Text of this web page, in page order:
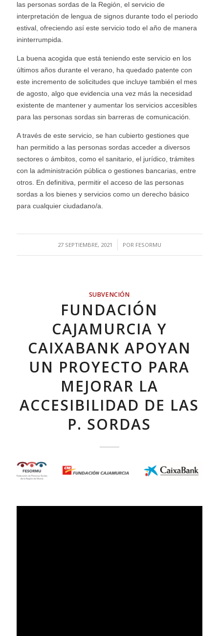
las personas sordas de la Región, el servicio de
interpretación de lengua de signos durante todo el periodo
estival, ofreciendo así este servicio todo el año de manera
ininterrumpida.
La buena acogida que está teniendo este servicio en los
últimos años durante el verano, ha quedado patente con
este incremento de solicitudes que incluye también el mes
de agosto, algo que evidencia una vez más la necesidad
existente de mantener y aumentar los servicios accesibles
para las personas sordas sin barreras de comunicación.
A través de este servicio, se han cubierto gestiones que
han permitido a las personas sordas acceder a diversos
sectores o ámbitos, como el sanitario, el jurídico, trámites
con la administración pública o gestiones bancarias, entre
otros. En definitiva, permitir el acceso de las personas
sordas a los bienes y servicios como un derecho básico
para cualquier ciudadano/a.
27 SEPTIEMBRE, 2021
/ POR FESORMU
SUBVENCIÓN
FUNDACIÓN
CAJAMURCIA Y
CAIXABANK APOYAN
UN PROYECTO PARA
MEJORAR LA
ACCESIBILIDAD DE LAS
P. SORDAS